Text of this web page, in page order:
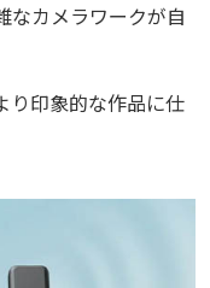
なカメラワークが自
り印象的な作品に仕